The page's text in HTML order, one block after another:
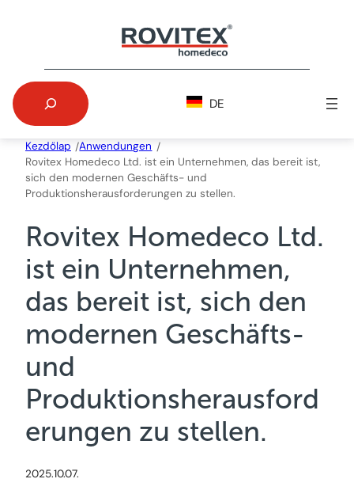
Search
DE
Kezdőlap /Anwendungen /
Rovitex Homedeco Ltd. ist ein Unternehmen, das bereit ist,
sich den modernen Geschäfts- und
Produktionsherausforderungen zu stellen.
Rovitex Homedeco Ltd.
ist ein Unternehmen,
das bereit ist, sich den
modernen Geschäfts-
und
Produktionsherausford
erungen zu stellen.
2025.10.07.